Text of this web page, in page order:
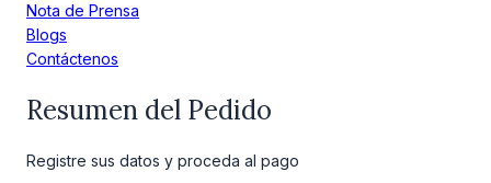
Nota de Prensa
Blogs
Contáctenos
Resumen del Pedido
Registre sus datos y proceda al pago